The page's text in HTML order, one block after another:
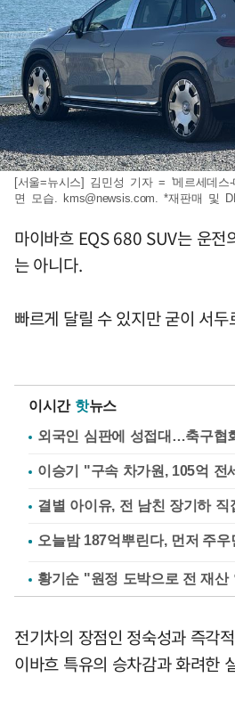
[서울=뉴시스] 김민성 기자 = '메르세데
면 모습. kms@newsis.com . *재판매 및
마이바흐 EQS 680 SUV는 운전
는 아니다.
빠르게 달릴 수 있지만 굳이 서두
이시간 핫뉴스
외국인 심판에 성접대…축구협
이승기 "구속 차가원, 105억 전
결별 아이유, 전 남친 장기하 직
황기순 "원정 도박으로 전 재산
전기차의 장점인 정숙성과 즉각
이바흐 특유의 승차감과 화려한